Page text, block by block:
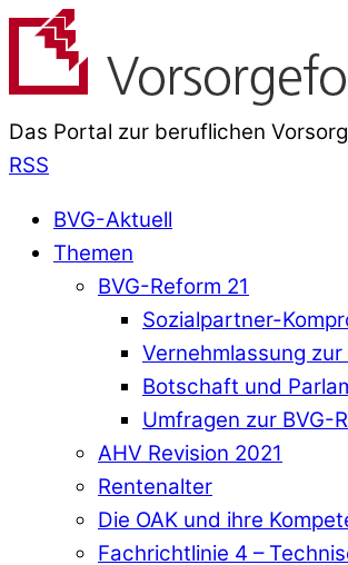
Das Portal zur beruflichen
RSS
BVG-Aktuell
Themen
BVG-Reform 21
Sozialpartner-
Vernehmlassung zur
Botschaft und
Umfragen zur BVG-
AHV Revision 2021
Rentenalter
Die OAK und ihre
Fachrichtlinie 4 –